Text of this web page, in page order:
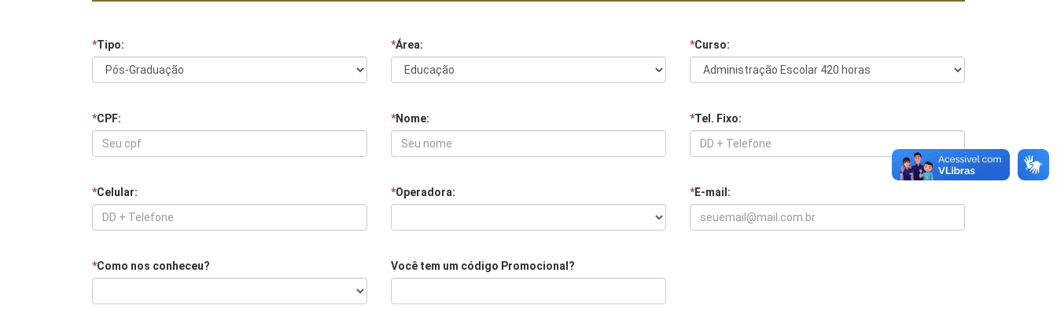
*Tipo: *Área: *Curso:
*CPF: *Nome: *Tel. Fixo:
*Celular: *Operadora: *E-mail:
*Como nos conheceu? Você tem um código Promocional?